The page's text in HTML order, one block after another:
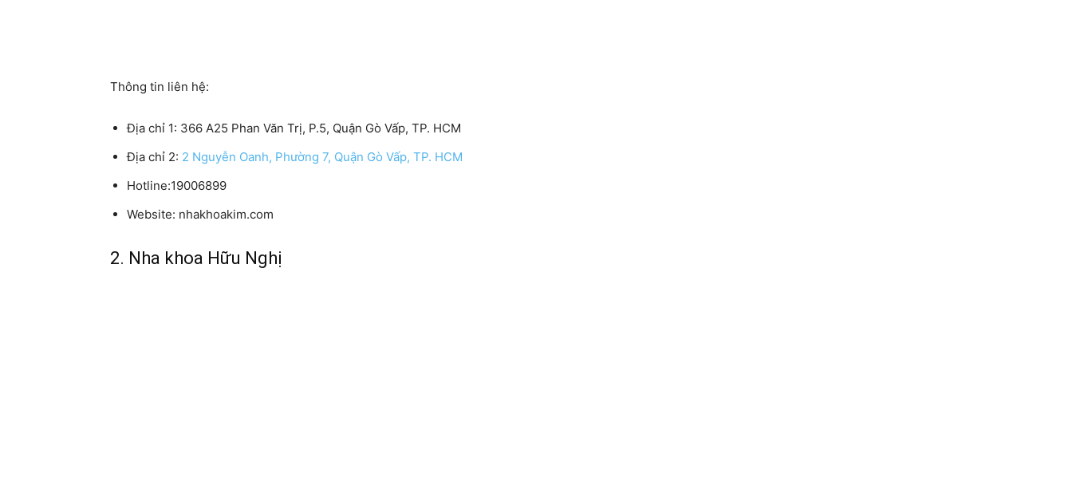
Thông tin liên hệ:
Địa chỉ 1: 366 A25 Phan Văn Trị, P.5, Quận Gò Vấp, TP. HCM
Địa chỉ 2: 2 Nguyễn Oanh, Phường 7, Quận Gò Vấp, TP. HCM
Hotline:19006899
Website: nhakhoakim.com
2. Nha khoa Hữu Nghị